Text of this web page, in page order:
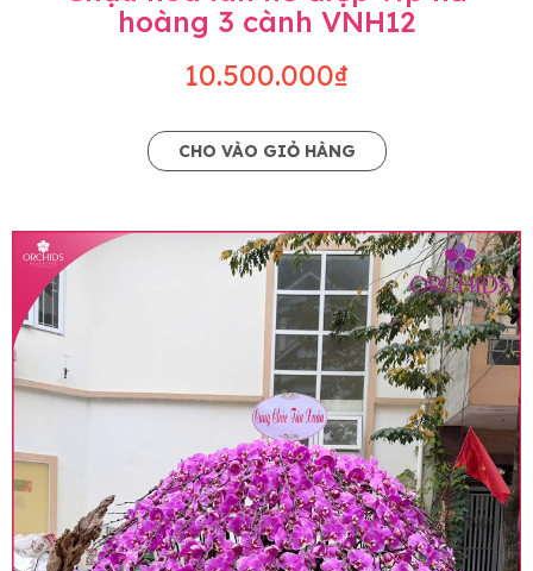
hoàng 3 cành VNH12
10.500.000₫
CHO VÀO GIỎ HÀNG